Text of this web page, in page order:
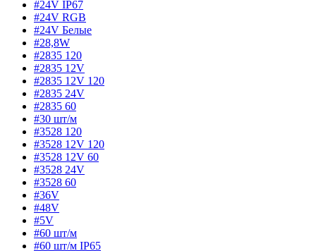
#24V IP67
#24V RGB
#24V Белые
#28,8W
#2835 120
#2835 12V
#2835 12V 120
#2835 24V
#2835 60
#30 шт/м
#3528 120
#3528 12V 120
#3528 12V 60
#3528 24V
#3528 60
#36V
#48V
#5V
#60 шт/м
#60 шт/м IP65